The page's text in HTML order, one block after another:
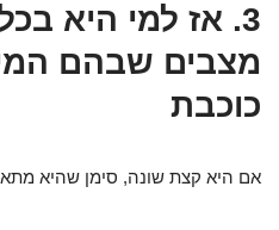
מצבים שבהם
כוכבת
אם היא קצת שונה, סימן שהיא